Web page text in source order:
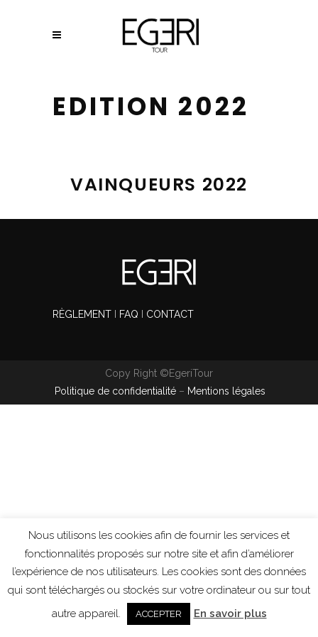
EDITION 2022
VAINQUEURS 2022
RÈGLEMENT FAQ CONTACT
Copy Right ©EgeriTour
Politique de confidentialité – Mentions légales
Nous utilisons les cookies afin de fournir les services et
fonctionnalités proposés sur notre site et afin d’améliorer
l’expérience de nos utilisateurs. Les cookies sont des données
qui sont téléchargés ou stockés sur votre ordinateur ou sur tout
autre appareil.
ACCEPTER En savoir plus